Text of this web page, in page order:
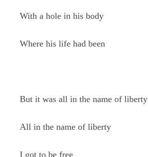
With a hole in his body
Where his life had been
But it was all in the name of liberty
All in the name of liberty
I got to be free